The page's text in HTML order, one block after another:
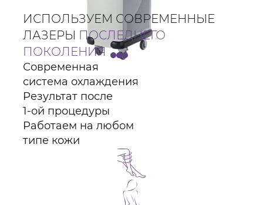
ИСПОЛЬЗУЕМ СОВРЕМЕННЫЕ
ЛАЗЕРЫ ПОСЛЕДНЕГО
ПОКОЛЕНИЯ
Современная
система охлаждения
Результат после
1-ой процедуры
Работаем на любом
типе кожи